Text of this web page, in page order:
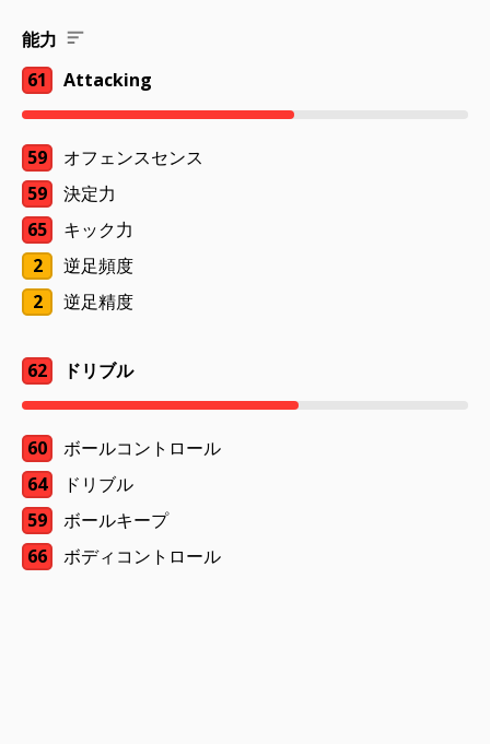
能力
61
Attacking
59
オフェンスセンス
59
決定力
65
キック力
2
逆足頻度
2
逆足精度
62 ドリブル
60
ボールコントロール
64
ドリブル
59
ボールキープ
66
ボディコントロール